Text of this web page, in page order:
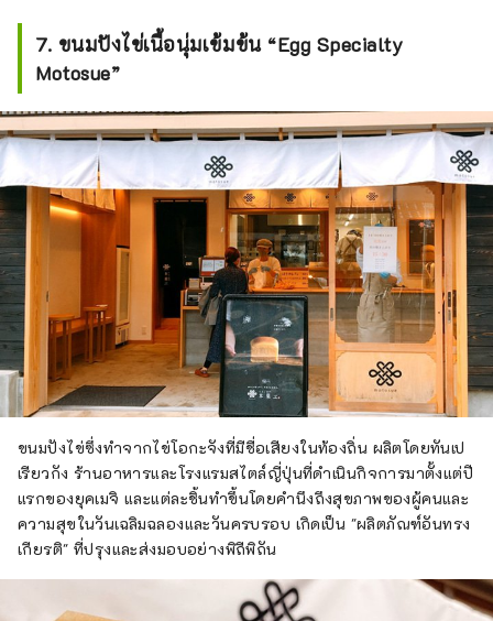
7. ขนมปังไข่เนื้อนุ่มเข้มข้น “Egg Specialty
Motosue”
ขนมปังไข่ซึ่งทำจากไข่โอกะจังที่มีชื่อเสียงในท้องถิ่น ผลิตโดยทันเป
เรียวกัง ร้านอาหารและโรงแรมสไตล์ญี่ปุ่นที่ดำเนินกิจการมาตั้งแต่ปี
แรกของยุคเมจิ และแต่ละชิ้นทำขึ้นโดยคำนึงถึงสุขภาพของผู้คนและ
ความสุขในวันเฉลิมฉลองและวันครบรอบ เกิดเป็น "ผลิตภัณฑ์อันทรง
เกียรติ" ที่ปรุงและส่งมอบอย่างพิถีพิถัน